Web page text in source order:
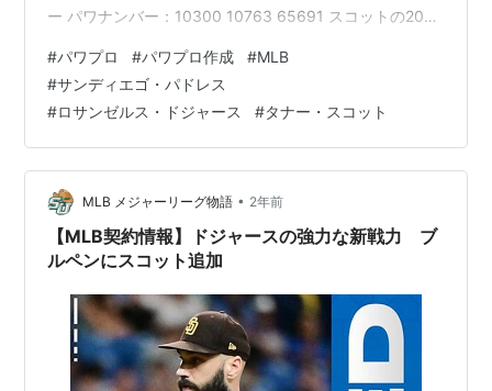
ー パワナンバー：10300 10763 65691 スコットの2024
外は軒並みハイレベル。 スコットの2024年Pitch
Movement。アームアングルは35°と低いが、まるでオー
バースローの投手の様なホップ成分の強いフォーシーム
を投げる。 今回は、パドレス移籍後に「大谷キラ…
#パワプロ #パワプロ作成 #MLB
#サンディエゴ・パドレス
#ロサンゼルス・ドジャース #タナー・スコット
MLB メジャーリーグ物語 • 2年前
【MLB契約情報】ドジャースの強力な新戦力 ブ
ルペンにスコット追加